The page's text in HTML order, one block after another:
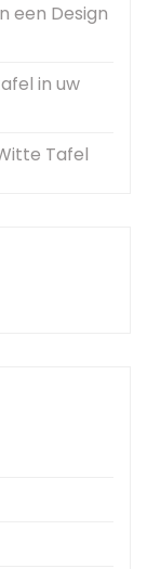
een Design
in uw
Tafel